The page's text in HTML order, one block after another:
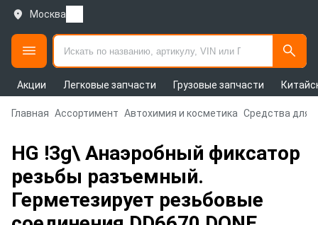
Москва
Акции Легковые запчасти Грузовые запчасти
Главная Ассортимент Автохимия и косметика Средства для
HG !3g\ Анаэробный фиксатор
резьбы разъемный.
Герметезирует резьбовые